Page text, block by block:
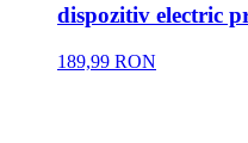
dispozitiv electric
189,99 RON